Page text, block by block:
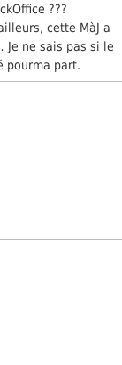
???
cette MàJ a
ne sais pas si le
pourma part.